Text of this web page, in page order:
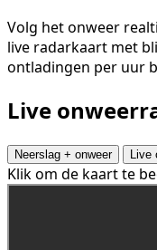
Volg het onweer
live radarkaart met
ontladingen per uur
Live
Neerslag + onweer Live
Klik om de kaart te